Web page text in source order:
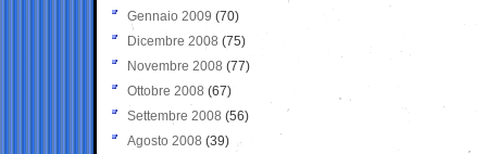
Gennaio 2009 (70)
Dicembre 2008 (75)
Novembre 2008 (77)
Ottobre 2008 (67)
Settembre 2008 (56)
Agosto 2008 (39)